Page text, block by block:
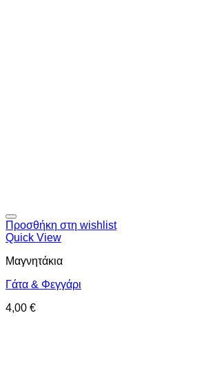
Προσθήκη στη wishlist
Quick View
Μαγνητάκια
Γάτα & Φεγγάρι
4,00 €